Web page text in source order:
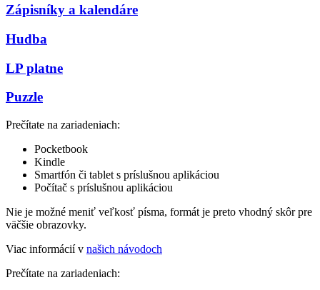
Zápisníky a kalendáre
Hudba
LP platne
Puzzle
Prečítate na zariadeniach:
Pocketbook
Kindle
Smartfón či tablet s príslušnou aplikáciou
Počítač s príslušnou aplikáciou
Nie je možné meniť veľkosť písma, formát je preto vhodný skôr pre
väčšie obrazovky.
Viac informácií v našich návodoch
Prečítate na zariadeniach: